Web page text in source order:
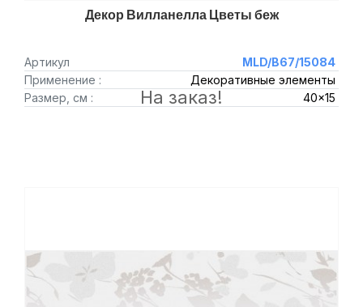
Декор Вилланелла Цветы беж
Артикул
MLD/B67/15084
Применение :
Декоративные элементы
Размер, см :
40x15
На заказ!